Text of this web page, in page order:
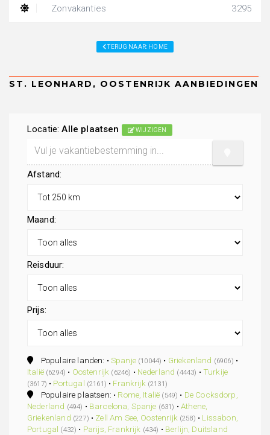
Zonvakanties 3295
TERUG NAAR: HOME
Locatie:Alle plaatsen WIJZIGEN
Afstand:
Maand:
Reisduur:
Prijs:
Populaire landen: •Spanje (10044) • Griekenland (6906) •
Italië (6294) • Oostenrijk (6246) • Nederland (4443) • Turkije
(3617) • Portugal (2161) • Frankrijk (2131)
Populaire plaatsen: • Rome, Italië (549) • De Cocksdorp,
Nederland (494) • Barcelona, Spanje (631) •Athene,
Griekenland (227) • Zell Am See, Oostenrijk (258) • Lissabon,
Portugal (432) • Parijs, Frankrijk (434) • Berlijn, Duitsland